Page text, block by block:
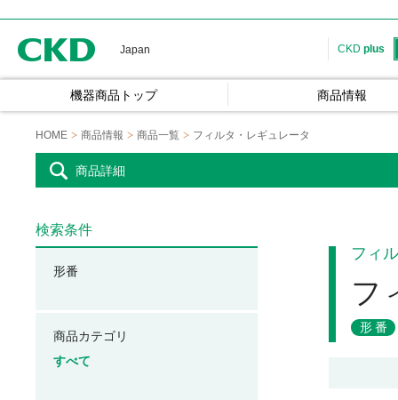
Japan CKD plus
機器商品トップ 商品情報
HOME 商品情報 商品一覧 フィルタ・レギュレータ
商品詳細
フィ
フ
形番
検索条件
形番
商品カテゴリ
すべて